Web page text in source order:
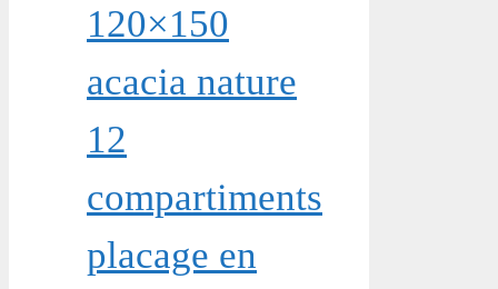
120×150
acacia nature
12
compartiments
placage en